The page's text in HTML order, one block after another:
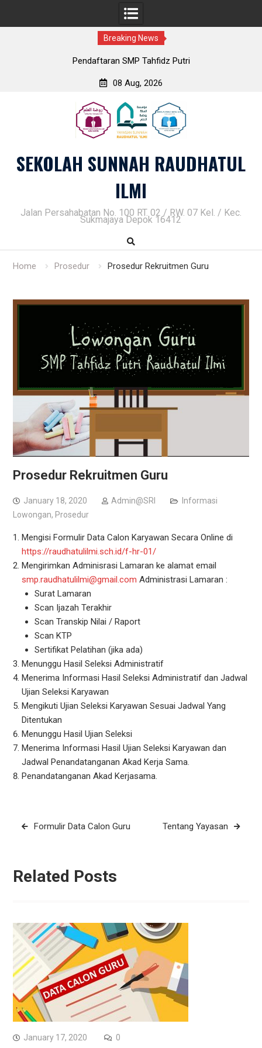
Breaking News
Pendaftaran SMP Tahfidz Putri
08 Aug, 2026
SEKOLAH SUNNAH RAUDHATUL
ILMI
Jalan Persahabatan No. 100 RT. 02 / RW. 07 Kel. / Kec.
Sukmajaya Depok 16412
Home Prosedur Prosedur Rekruitmen Guru
Prosedur Rekruitmen Guru
January 18, 2020 Admin@SRI
Informasi
Lowongan, Prosedur
Mengisi Formulir Data Calon Karyawan Secara Online di
https://raudhatulilmi.sch.id/f-hr-01/
Mengirimkan Adminisrasi Lamaran ke alamat email
smp.raudhatulilmi@gmail.com Administrasi Lamaran :
Surat Lamaran
Scan Ijazah Terakhir
Scan Transkip Nilai / Raport
Scan KTP
Sertifikat Pelatihan (jika ada)
Menunggu Hasil Seleksi Administratif
Menerima Informasi Hasil Seleksi Administratif dan Jadwal
Ujian Seleksi Karyawan
Mengikuti Ujian Seleksi Karyawan Sesuai Jadwal Yang
Ditentukan
Menunggu Hasil Ujian Seleksi
Menerima Informasi Hasil Ujian Seleksi Karyawan dan
Jadwal Penandatanganan Akad Kerja Sama.
Penandatanganan Akad Kerjasama.
PostFormulir Data Calon Guru Tentang Yayasan
Related Posts
January 17, 2020 0